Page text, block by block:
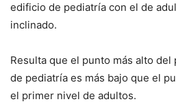
edificio de pediatría con el de
inclinado.
Resulta que el punto más alto
de pediatría es más bajo que el
el primer nivel de adultos.